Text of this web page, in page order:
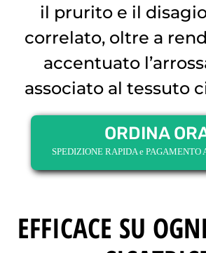
il prurito e il
correlato, oltre a
accentuato
associato al tessuto
ORDINA
SPEDIZIONE RAPIDA e PAGAMENTO
EFFICACE SU